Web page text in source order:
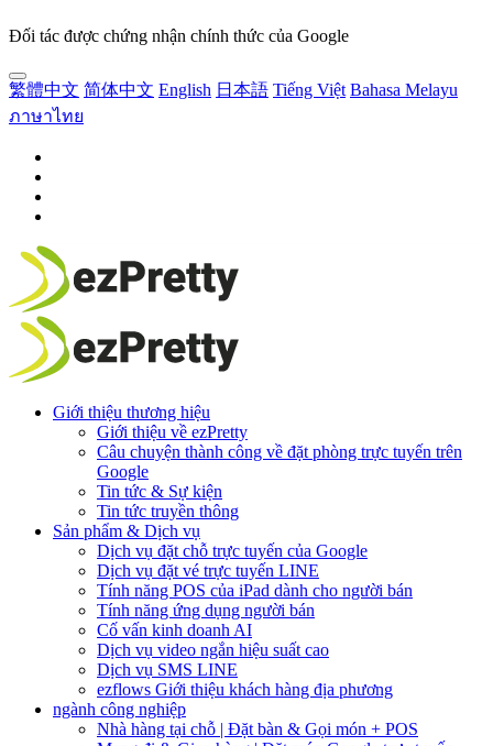
Đối tác được chứng nhận chính thức của Google
繁體中文 简体中文 English 日本語 Tiếng Việt Bahasa Melayu
ภาษาไทย
Giới thiệu thương hiệu
Giới thiệu về ezPretty
Câu chuyện thành công về đặt phòng trực tuyến trên
Google
Tin tức & Sự kiện
Tin tức truyền thông
Sản phẩm & Dịch vụ
Dịch vụ đặt chỗ trực tuyến của Google
Dịch vụ đặt vé trực tuyến LINE
Tính năng POS của iPad dành cho người bán
Tính năng ứng dụng người bán
Cố vấn kinh doanh AI
Dịch vụ video ngắn hiệu suất cao
Dịch vụ SMS LINE
ezflows Giới thiệu khách hàng địa phương
ngành công nghiệp
Nhà hàng tại chỗ | Đặt bàn & Gọi món + POS